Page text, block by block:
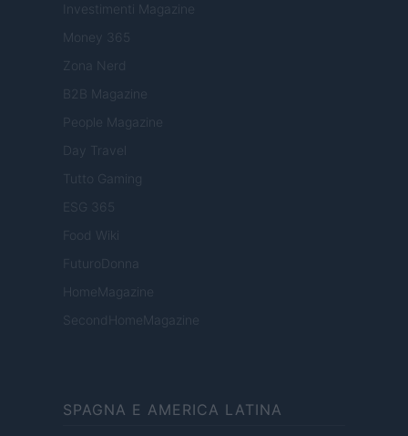
Investimenti Magazine
Money 365
Zona Nerd
B2B Magazine
People Magazine
Day Travel
Tutto Gaming
ESG 365
Food Wiki
FuturoDonna
HomeMagazine
SecondHomeMagazine
SPAGNA E AMERICA LATINA